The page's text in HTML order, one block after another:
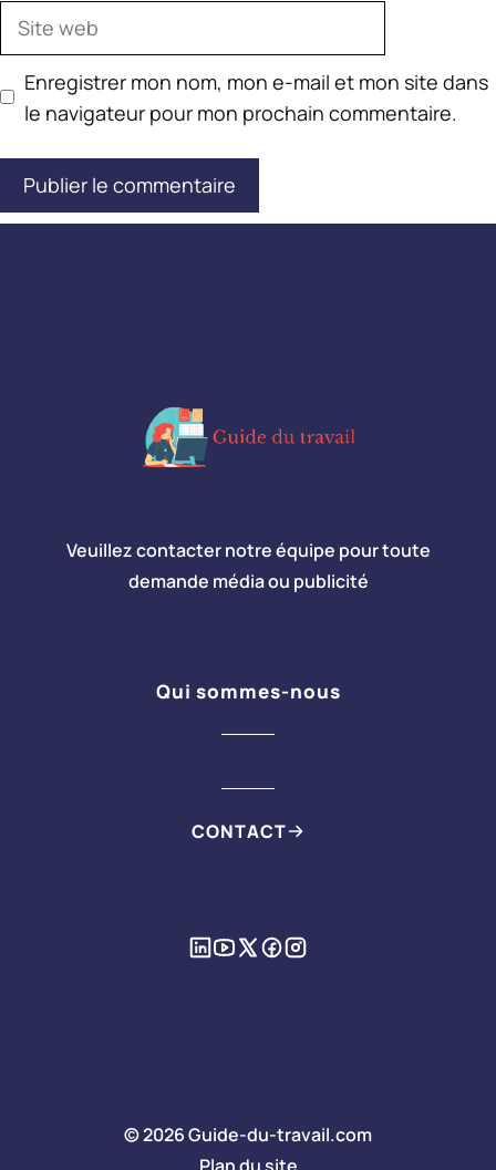
Site
Enregistrer mon nom, mon e-mail et mon site dans
le navigateur pour mon prochain commentaire.
Veuillez contacter notre équipe pour toute
demande média ou publicité
Qui sommes-nous
CONTACT
© 2026 Guide-du-travail.com
Plan du site